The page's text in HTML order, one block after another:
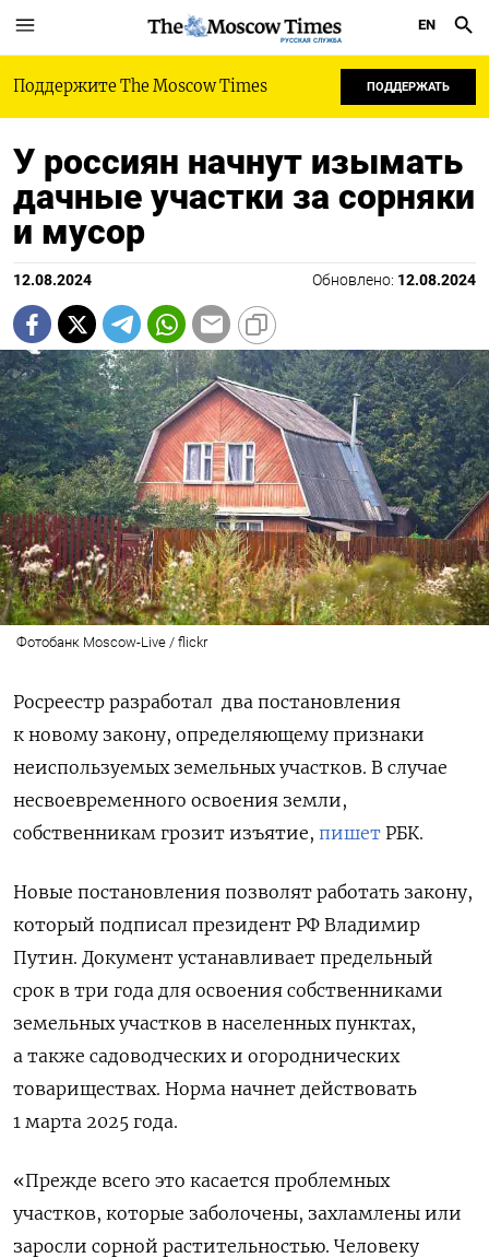
РУССКАЯ СЛУЖБА
EN
Поддержите The Moscow Times ПОДДЕРЖАТЬ
У россиян начнут изымать
дачные участки за сорняки
и мусор
12.08.2024 Обновлено: 12.08.2024
Фотобанк Moscow-Live / flickr
Росреестр разработал два постановления
к новому закону, определяющему признаки
неиспользуемых земельных участков. В случае
несвоевременного освоения земли,
собственникам грозит изъятие, пишет РБК.
Новые постановления позволят работать закону,
который подписал президент РФ Владимир
Путин. Документ устанавливает предельный
срок в три года для освоения собственниками
земельных участков в населенных пунктах,
а также садоводческих и огороднических
товариществах. Норма начнет действовать
1 марта 2025 года.
«Прежде всего это касается проблемных
участков, которые заболочены, захламлены или
заросли сорной растительностью. Человеку